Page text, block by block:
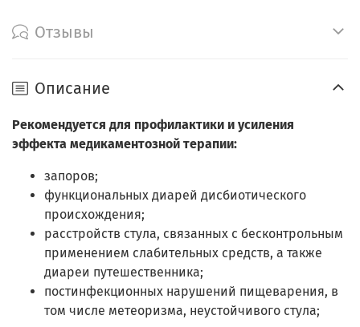
Отзывы
Описание
Рекомендуется для профилактики и усиления
эффекта медикаментозной терапии:
запоров;
функциональных диарей дисбиотического
происхождения;
расстройств стула, связанных с бесконтрольным
применением слабительных средств, а также
диареи путешественника;
постинфекционных нарушений пищеварения, в
том числе метеоризма, неустойчивого стула;